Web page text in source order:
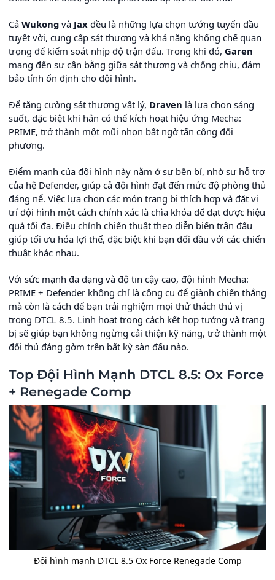
Cả Wukong và Jax đều là những lựa chọn tướng tuyến đầu
tuyệt vời, cung cấp sát thương và khả năng khống chế quan
trọng để kiểm soát nhịp độ trận đấu. Trong khi đó, Garen
mang đến sự cân bằng giữa sát thương và chống chịu, đảm
bảo tính ổn định cho đội hình.
Để tăng cường sát thương vật lý, Draven là lựa chọn sáng
suốt, đặc biệt khi hắn có thể kích hoạt hiệu ứng Mecha:
PRIME, trở thành một mũi nhọn bất ngờ tấn công đối
phương.
Điểm mạnh của đội hình này nằm ở sự bền bỉ, nhờ sự hỗ trợ
của hệ Defender, giúp cả đội hình đạt đến mức độ phòng thủ
đáng nể. Việc lựa chọn các món trang bị thích hợp và đặt vị
trí đội hình một cách chính xác là chìa khóa để đạt được hiệu
quả tối đa. Điều chỉnh chiến thuật theo diễn biến trận đấu
giúp tối ưu hóa lợi thế, đặc biệt khi bạn đối đầu với các chiến
thuật khác nhau.
Với sức mạnh đa dạng và độ tin cậy cao, đội hình Mecha:
PRIME + Defender không chỉ là công cụ để giành chiến thắng
mà còn là cách để bạn trải nghiệm mọi thử thách thú vị
trong DTCL 8.5. Linh hoạt trong cách kết hợp tướng và trang
bị sẽ giúp bạn không ngừng cải thiện kỹ năng, trở thành một
đối thủ đáng gờm trên bất kỳ sàn đấu nào.
Top Đội Hình Mạnh DTCL 8.5: Ox Force
+ Renegade Comp
Đội hình mạnh DTCL 8.5 Ox Force Renegade Comp